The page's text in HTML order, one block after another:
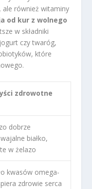
ale również witaminy
od kur z wolnego
w składniki
czy twaróg,
które
zdrowotne
dobrze
białko,
w żelazo
kwasów omega-
zdrowie serca